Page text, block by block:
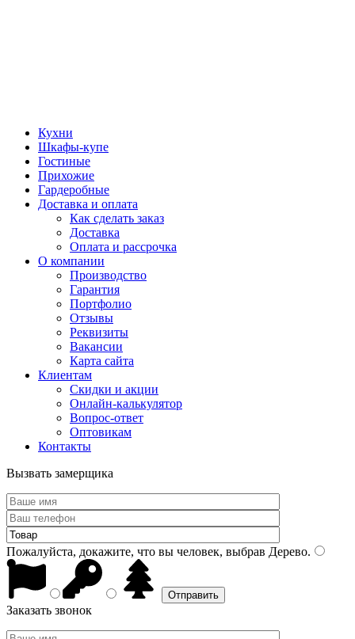
Кухни
Шкафы-купе
Гостиные
Прихожие
Гардеробные
Доставка и оплата
Как сделать заказ
Доставка
Оплата и рассрочка
О компании
Производство
Гарантия
Портфолио
Отзывы
Реквизиты
Вакансии
Карта сайта
Клиентам
Скидки и акции
Онлайн-калькулятор
Вопрос-ответ
Оптовикам
Контакты
Вызвать замерщика
Пожалуйста, докажите, что вы человек, выбрав Дерево.
Заказать звонок